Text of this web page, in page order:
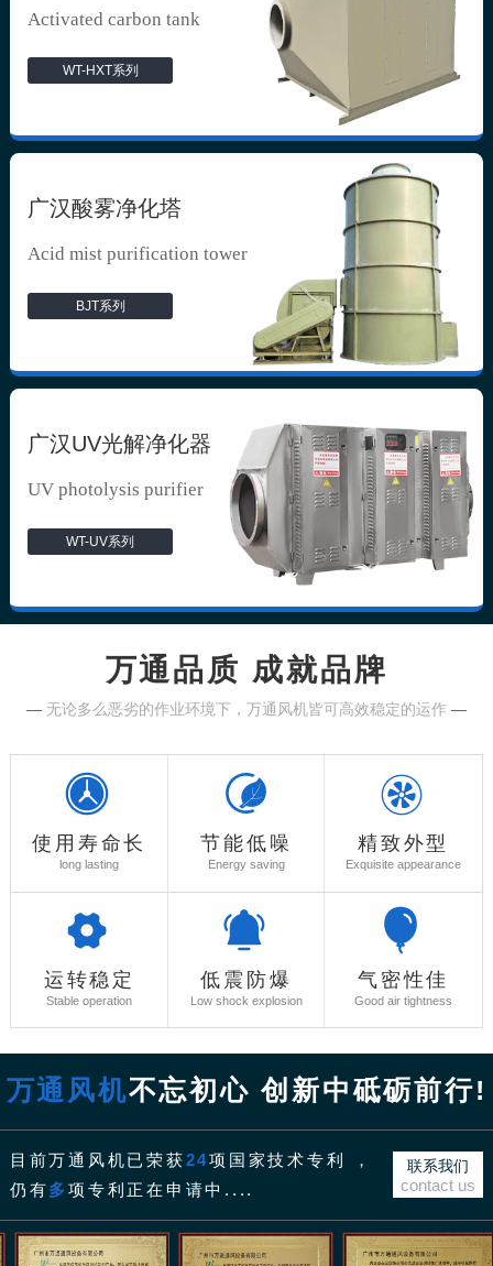
Activated carbon tank
WT-HXT系列
广汉酸雾净化塔
Acid mist purification tower
BJT系列
广汉UV光解净化器
UV photolysis purifier
WT-UV系列
万通品质 成就品牌
— 无论多么恶劣的作业环境下，万通风机皆可高效稳定的运作 —
使用寿命长
long lasting
节能低噪
Energy saving
精致外型
Exquisite appearance
运转稳定
Stable operation
低震防爆
Low shock explosion
气密性佳
Good air tightness
万通风机不忘初心 创新中砥砺前行!
目前万通风机已荣获24项国家技术专利 ，
仍有多项专利正在申请中....
联系我们
contact us